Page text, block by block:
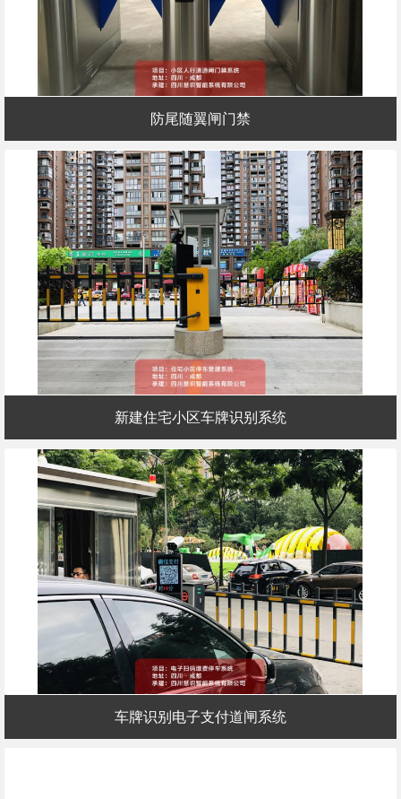
防尾随翼闸门禁
新建住宅小区车牌识别系统
车牌识别电子支付道闸系统